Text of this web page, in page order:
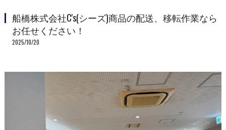
船橋株式会社C's(シーズ)商品の配送、移転作業なら
お任せください！
2025/10/20